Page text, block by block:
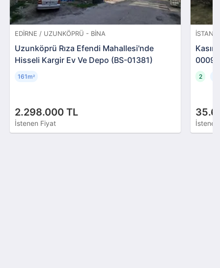
EDIRNE / UZUNKÖPRÜ - BINA
Uzunköprü Rıza Efendi Mahallesi'nde
Hisseli Kargir Ev Ve Depo (BS-01381)
2.298.000 TL
İstenen Fiyat
161m² 2